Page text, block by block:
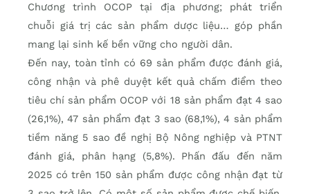
Chương trình OCOP tại địa phương; phát triển
chuỗi giá trị các sản phẩm dược liệu… góp phần
mang lại sinh kế bền vững cho người dân.
Đến nay, toàn tỉnh có 69 sản phẩm được đánh giá,
công nhận và phê duyệt kết quả chấm điểm theo
tiêu chí sản phẩm OCOP với 18 sản phẩm đạt 4 sao
(26,1%), 47 sản phẩm đạt 3 sao (68,1%), 4 sản phẩm
tiềm năng 5 sao đề nghị Bộ Nông nghiệp và PTNT
đánh giá, phân hạng (5,8%). Phấn đấu đến năm
2025 có trên 150 sản phẩm được công nhận đạt từ